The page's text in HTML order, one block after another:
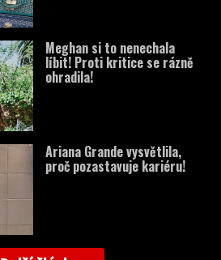
Meghan si to nenechala
líbit! Proti kritice se rázně
ohradila!
Ariana Grande vysvětlila,
proč pozastavuje kariéru!